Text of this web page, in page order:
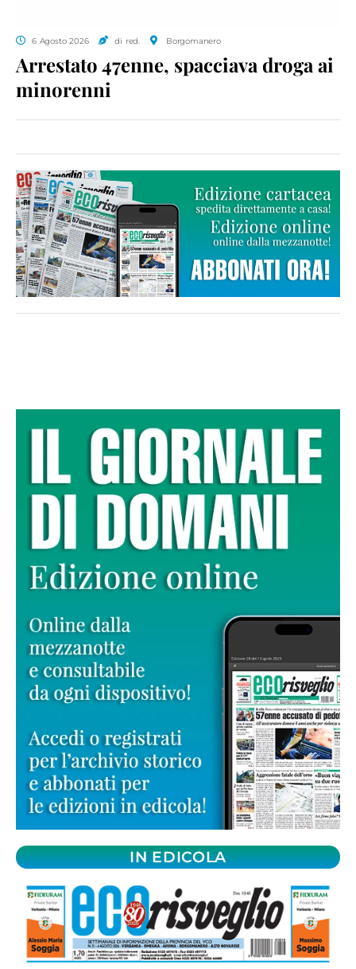
6 Agosto 2026 di red. Borgomanero
Arrestato 47enne, spacciava droga ai
minorenni
IN EDICOLA